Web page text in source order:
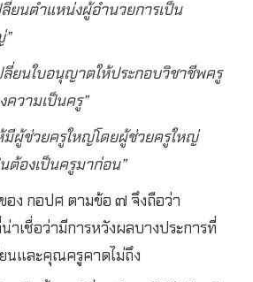
ยนตำแหน่งผู้อำนวยการเป็น
ลี่ยนใบอนุญาตให้ประกอบวิชาชีพครู
ความเป็นครู”
มีผู้ช่วยครูใหญ่โดยผู้ช่วยครูใหญ่
ต้องเป็นครูมาก่อน”
อง กอปศ ตามข้อ ๗ จึงถือว่า
าเชื่อว่ามีการหวังผลบางประการที่
ยนและคุณครูคาดไม่ถึง